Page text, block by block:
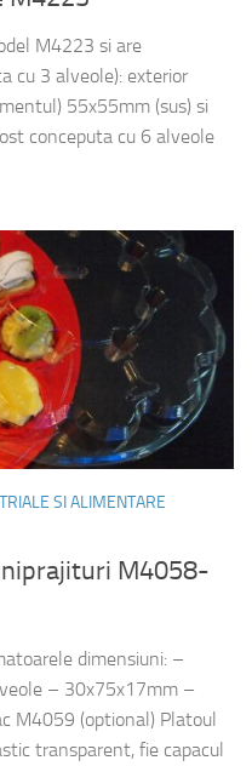
M4223 si are
cu 3 alveole): exterior
55x55mm (sus) si
conceputa cu 6 alveole
SI ALIMENTARE
M4058-
dimensiuni: –
– 30x75x17mm –
M4059 (optional) Platoul
transparent, fie capacul